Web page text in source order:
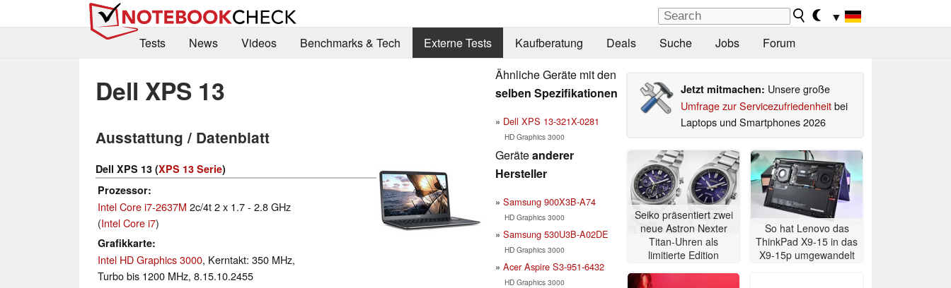
▼
Tests
News Videos Benchmarks & Tech Externe Tests Kaufberatung Deals Suche Jobs Forum
Dell XPS 13
Ausstattung / Datenblatt
Dell XPS 13 (XPS 13 Serie)
Prozessor
Intel Core i7-2637M 2c/4t 2 x 1.7 - 2.8 GHz
(Intel Core i7)
Grafikkarte
Intel HD Graphics 3000, Kerntakt: 350 MHz,
Turbo bis 1200 MHz, 8.15.10.2455
Ähnliche Geräte mit den
selben Spezifikationen
Dell XPS 13-321X-0281
HD Graphics 3000
Geräteanderer
Hersteller
Samsung 900X3B-A74
HD Graphics 3000
Samsung 530U3B-A02DE
HD Graphics 3000
Acer Aspire S3-951-6432
HD Graphics 3000
Jetzt mitmachen: Unsere große
Umfrage zur Servicezufriedenheitbei
Laptops und Smartphones 2026
Seiko präsentiert zwei
neue Astron Nexter
Titan-Uhren als
limitierte Edition
So hat Lenovo das
ThinkPad X9-15 in das
X9-15p umgewandelt